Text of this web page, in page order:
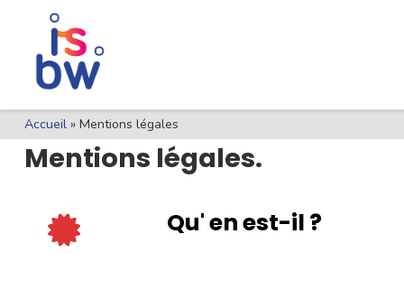
Content
navigation
Skip to content
Accueil » Mentions légales
Mentions légales.
Qu' en est-il ?